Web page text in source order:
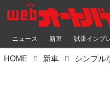
ニュース 新車 試乗インプ
HOME 新車